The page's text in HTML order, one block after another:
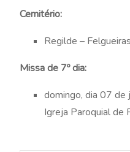
Cemitério:
Regilde –
Missa de 7º dia:
domingo, dia 07 de
Igreja Paroquial de